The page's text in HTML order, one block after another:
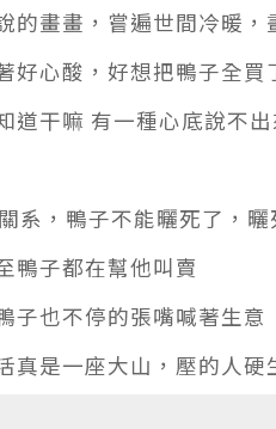
的畫畫，嘗遍世間冷暖，
好心酸，好想把鴨子全買
道干嘛 有一種心底說不
系，鴨子不能曬死了，
鴨子都在幫他叫賣
子也不停的張嘴喊著生意
真是一座大山，壓的人硬